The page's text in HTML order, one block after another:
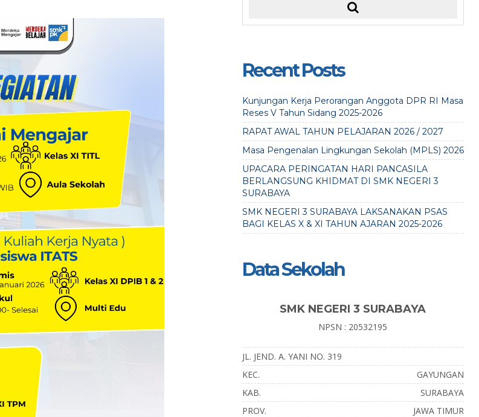
Recent Posts
Kunjungan Kerja Perorangan Anggota DPR RI Masa
Reses V Tahun Sidang 2025-2026
RAPAT AWAL TAHUN PELAJARAN 2026 / 2027
Masa Pengenalan Lingkungan Sekolah (MPLS) 2026
UPACARA PERINGATAN HARI PANCASILA
BERLANGSUNG KHIDMAT DI SMK NEGERI 3
SURABAYA
SMK NEGERI 3 SURABAYA LAKSANAKAN PSAS
BAGI KELAS X & XI TAHUN AJARAN 2025-2026
Data Sekolah
SMK NEGERI 3 SURABAYA
NPSN : 20532195
JL. JEND. A. YANI NO. 319
KEC.
GAYUNGAN
KAB.
SURABAYA
PROV.
JAWA TIMUR